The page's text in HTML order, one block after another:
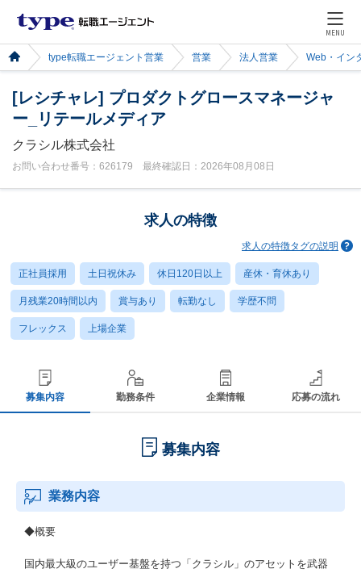
MENU
type転職エージェント営業 営業 法人営業 Web・イン
[レシチャレ] プロダクトグロースマネージャ
ー_リテールメディア
クラシル株式会社
お問い合わせ番号：626179 最終確認日：2026年08月08日
求人の特徴
求人の特徴タグの説明
正社員採用 土日祝休み 休日120日以上 産休・育休あり
月残業20時間以内 賞与あり 転勤なし 学歴不問
フレックス 上場企業
募集内容 勤務条件 企業情報 応募の流れ
募集内容
業務内容
◆概要
国内最大級のユーザー基盤を持つ「クラシル」のアセットを武器